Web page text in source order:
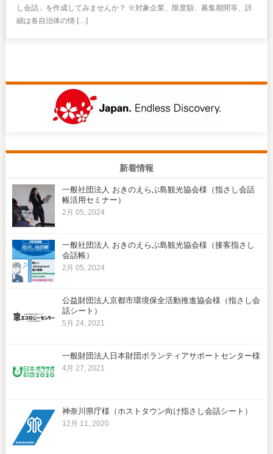
し会話」を作成してみませんか？ ※対象企業、限度額、募集期間等、詳
細は各自治体の情 […]
新着情報
一般社団法人 おきのえらぶ島観光協会様（指さし会話
帳活用セミナー）
2月 05, 2024
一般社団法人 おきのえらぶ島観光協会様（接客指さし
会話帳）
2月 05, 2024
公益財団法人京都市環境保全活動推進協会様（指さし会
話シート）
5月 24, 2021
一般財団法人日本財団ボランティアサポートセンター様
4月 27, 2021
神奈川県庁様（ホストタウン向け指さし会話シート）
12月 11, 2020